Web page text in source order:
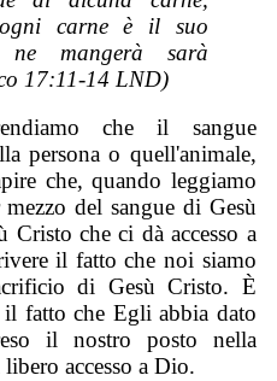
carne è il suo
ne mangerà sarà
17:11-14 LND)
che il sangue
persona o quell'animale,
che, quando leggiamo
del sangue di Gesù
Cristo che ci dà accesso a
il fatto che noi siamo
di Gesù Cristo. È
fatto che Egli abbia dato
il nostro posto nella
accesso a Dio.